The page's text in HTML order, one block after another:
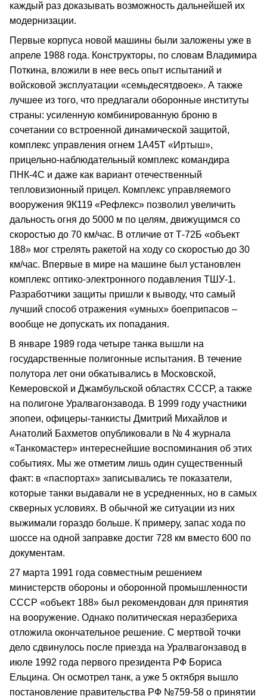
каждый раз доказывать возможность дальнейшей их
модернизации.
Первые корпуса новой машины были заложены уже в
апреле 1988 года. Конструкторы, по словам Владимира
Поткина, вложили в нее весь опыт испытаний и
войсковой эксплуатации «семьдесятдвоек». А также
лучшее из того, что предлагали оборонные институты
страны: усиленную комбинированную броню в
сочетании со встроенной динамической защитой,
комплекс управления огнем 1А45Т «Иртыш»,
прицельно-наблюдательный комплекс командира
ПНК-4С и даже как вариант отечественный
тепловизионный прицел. Комплекс управляемого
вооружения 9К119 «Рефлекс» позволил увеличить
дальность огня до 5000 м по целям, движущимся со
скоростью до 70 км/час. В отличие от Т-72Б «объект
188» мог стрелять ракетой на ходу со скоростью до 30
км/час. Впервые в мире на машине был установлен
комплекс оптико-электронного подавления ТШУ-1.
Разработчики защиты пришли к выводу, что самый
лучший способ отражения «умных» боеприпасов –
вообще не допускать их попадания.
В январе 1989 года четыре танка вышли на
государственные полигонные испытания. В течение
полутора лет они обкатывались в Московской,
Кемеровской и Джамбульской областях СССР, а также
на полигоне Уралвагонзавода. В 1999 году участники
эпопеи, офицеры-танкисты Дмитрий Михайлов и
Анатолий Бахметов опубликовали в № 4 журнала
«Танкомастер» интереснейшие воспоминания об этих
событиях. Мы же отметим лишь один существенный
факт: в «паспортах» записывались те показатели,
которые танки выдавали не в усредненных, но в самых
скверных условиях. В обычной же ситуации из них
выжимали гораздо больше. К примеру, запас хода по
шоссе на одной заправке достиг 728 км вместо 600 по
документам.
27 марта 1991 года совместным решением
министерств обороны и оборонной промышленности
СССР «объект 188» был рекомендован для принятия
на вооружение. Однако политическая неразбериха
отложила окончательное решение. С мертвой точки
дело сдвинулось после приезда на Уралвагонзавод в
июле 1992 года первого президента РФ Бориса
Ельцина. Он осмотрел танк, а уже 5 октября вышло
постановление правительства РФ №759-58 о принятии